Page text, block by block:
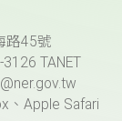
路45號
TANET
、Apple Safari